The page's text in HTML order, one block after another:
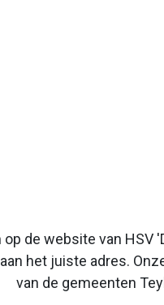
de website van HSV
het juiste adres.
van de gemeenten